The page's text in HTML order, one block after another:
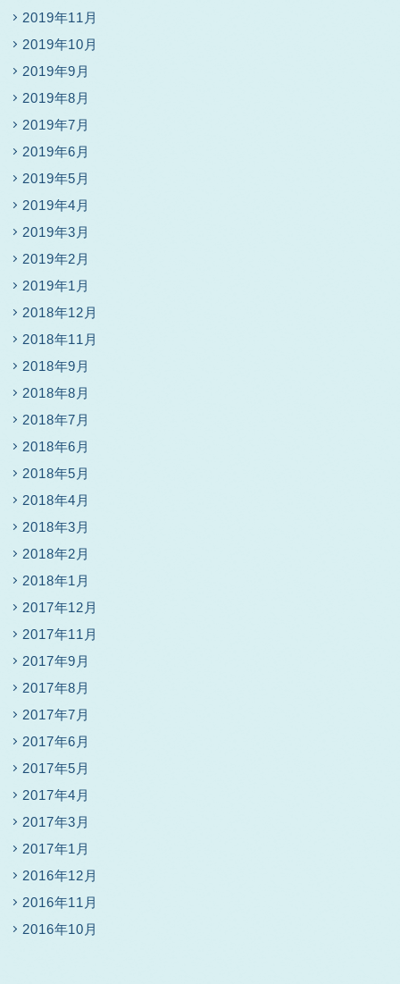
2019年11月
2019年10月
2019年9月
2019年8月
2019年7月
2019年6月
2019年5月
2019年4月
2019年3月
2019年2月
2019年1月
2018年12月
2018年11月
2018年9月
2018年8月
2018年7月
2018年6月
2018年5月
2018年4月
2018年3月
2018年2月
2018年1月
2017年12月
2017年11月
2017年9月
2017年8月
2017年7月
2017年6月
2017年5月
2017年4月
2017年3月
2017年1月
2016年12月
2016年11月
2016年10月